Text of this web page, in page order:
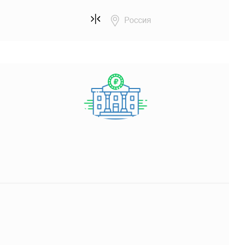
Россия